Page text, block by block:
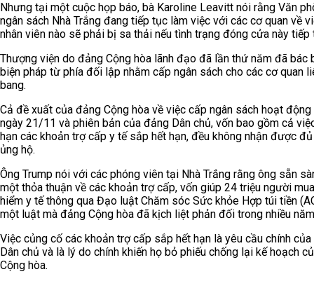
Nhưng tại một cuộc họp báo, bà Karoline Leavitt nói rằng Văn
ngân sách Nhà Trắng đang tiếp tục làm việc với các cơ quan về
nhân viên nào sẽ phải bị sa thải nếu tình trạng đóng cửa này tiếp
Thượng viện do đảng Cộng hòa lãnh đạo đã lần thứ năm đã bác
biện pháp từ phía đối lập nhằm cấp ngân sách cho các cơ quan
bang.
Cả đề xuất của đảng Cộng hòa về việc cấp ngân sách hoạt động
ngày 21/11 và phiên bản của đảng Dân chủ, vốn bao gồm cả
hạn các khoản trợ cấp y tế sắp hết hạn, đều không nhận được
ủng hộ.
Ông Trump nói với các phóng viên tại Nhà Trắng rằng ông sẵn
một thỏa thuận về các khoản trợ cấp, vốn giúp 24 triệu người
hiểm y tế thông qua Đạo luật Chăm sóc Sức khỏe Hợp túi tiền
một luật mà đảng Cộng hòa đã kịch liệt phản đối trong nhiều
Việc củng cố các khoản trợ cấp sắp hết hạn là yêu cầu chính
Dân chủ và là lý do chính khiến họ bỏ phiếu chống lại kế hoạch
Cộng hòa.